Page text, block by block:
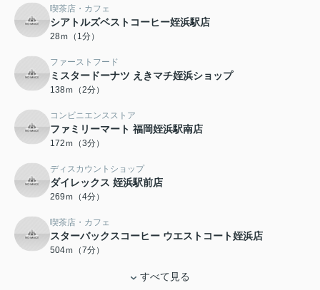
喫茶店・カフェ
シアトルズベストコーヒー姪浜駅店
28ｍ（1分）
ファーストフード
ミスタードーナツ えきマチ姪浜ショップ
138ｍ（2分）
コンビニエンスストア
ファミリーマート 福岡姪浜駅南店
172ｍ（3分）
ディスカウントショップ
ダイレックス 姪浜駅前店
269ｍ（4分）
喫茶店・カフェ
スターバックスコーヒー ウエストコート姪浜店
504ｍ（7分）
すべて見る